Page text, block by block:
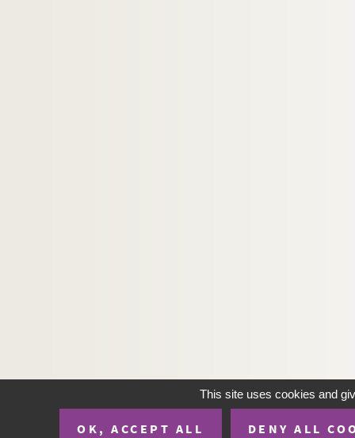
This site uses cookies and
OK, ACCEPT ALL DENY ALL